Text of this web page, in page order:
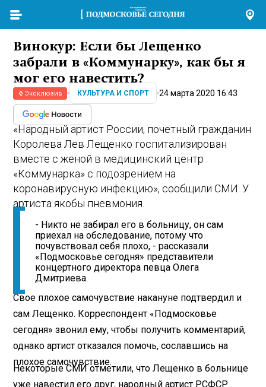
Винокур: Если бы Лещенко
забрали в «Коммунарку», как бы я
мог его навестить?
Эксклюзив КУЛЬТУРА И СПОРТ 24 марта 2020 16:43
«Народный артист России, почетный гражданин
Королева Лев Лещенко госпитализирован
вместе с женой в медицинский центр
«Коммунарка» с подозрением на
коронавирусную инфекцию», сообщили СМИ. У
артиста якобы пневмония.
- Никто не забирал его в больницу, он сам
приехал на обследование, потому что
почувствовал себя плохо, - рассказали
«Подмосковье сегодня» представители
концертного директора певца Олега
Дмитриева.
Свое плохое самочувствие накануне подтвердил и
сам Лещенко. Корреспондент «Подмосковье
сегодня» звонил ему, чтобы получить комментарий,
однако артист отказался помочь, сославшись на
плохое самочувствие.
Некоторые СМИ отметили, что Лещенко в больнице
уже навестил его друг, народный артист РСФСР